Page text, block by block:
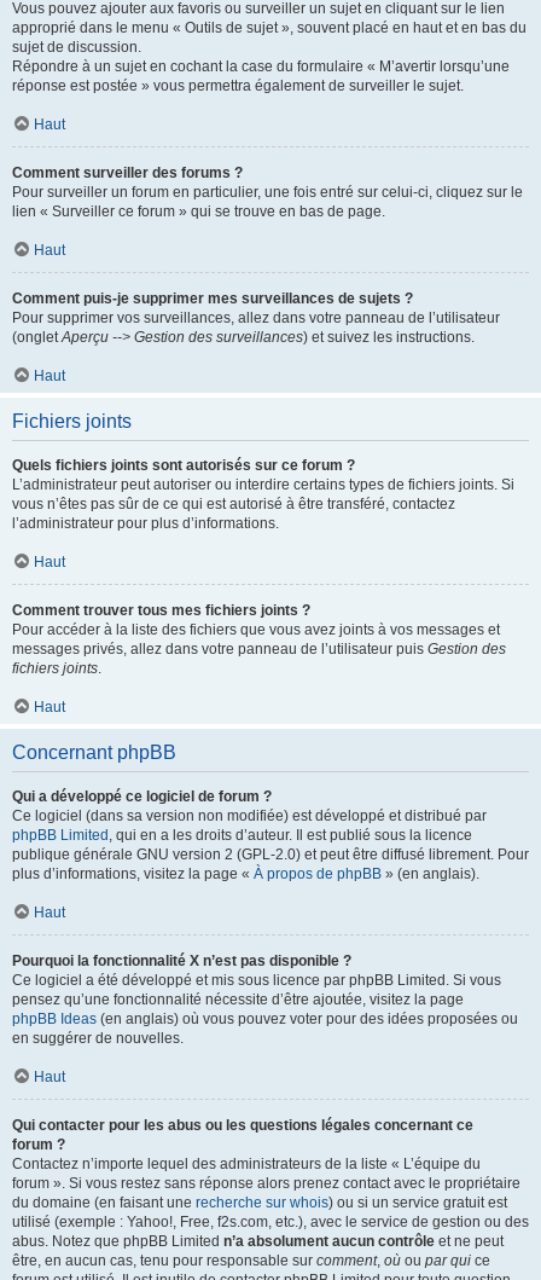
Vous pouvez ajouter aux favoris ou surveiller un sujet en cliquant sur le lien
approprié dans le menu « Outils de sujet », souvent placé en haut et en bas du
sujet de discussion.
Répondre à un sujet en cochant la case du formulaire « M’avertir lorsqu’une
réponse est postée » vous permettra également de surveiller le sujet.
Haut
Comment surveiller des forums ?
Pour surveiller un forum en particulier, une fois entré sur celui-ci, cliquez sur le
lien « Surveiller ce forum » qui se trouve en bas de page.
Haut
Comment puis-je supprimer mes surveillances de sujets ?
Pour supprimer vos surveillances, allez dans votre panneau de l’utilisateur
(ongletAperçu --> Gestion des surveillances) et suivez les instructions.
Haut
Fichiers joints
Quels fichiers joints sont autorisés sur ce forum ?
L’administrateur peut autoriser ou interdire certains types de fichiers joints. Si
vous n’êtes pas sûr de ce qui est autorisé à être transféré, contactez
l’administrateur pour plus d’informations.
Haut
Comment trouver tous mes fichiers joints ?
Pour accéder à la liste des fichiers que vous avez joints à vos messages et
messages privés, allez dans votre panneau de l’utilisateur puis Gestion des
fichiers joints.
Haut
Concernant phpBB
Qui a développé ce logiciel de forum ?
Ce logiciel (dans sa version non modifiée) est développé et distribué par
phpBB Limited , qui en a les droits d’auteur. Il est publié sous la licence
publique générale GNU version 2 (GPL-2.0) et peut être diffusé librement. Pour
plus d’informations, visitez la page « À propos de phpBB » (en anglais).
Haut
Pourquoi la fonctionnalité X n’est pas disponible ?
Ce logiciel a été développé et mis sous licence par phpBB Limited. Si vous
pensez qu’une fonctionnalité nécessite d’être ajoutée, visitez la page
phpBB Ideas (en anglais) où vous pouvez voter pour des idées proposées ou
en suggérer de nouvelles.
Haut
Qui contacter pour les abus ou les questions légales concernant ce
forum ?
Contactez n’importe lequel des administrateurs de la liste « L’équipe du
forum ». Si vous restez sans réponse alors prenez contact avec le propriétaire
du domaine (en faisant une recherche sur whois) ou si un service gratuit est
utilisé (exemple : Yahoo!, Free, f2s.com, etc.), avec le service de gestion ou des
abus. Notez que phpBB Limited n’a absolument aucun contrôle et ne peut
être, en aucun cas, tenu pour responsable sur comment, où ou par qui ce